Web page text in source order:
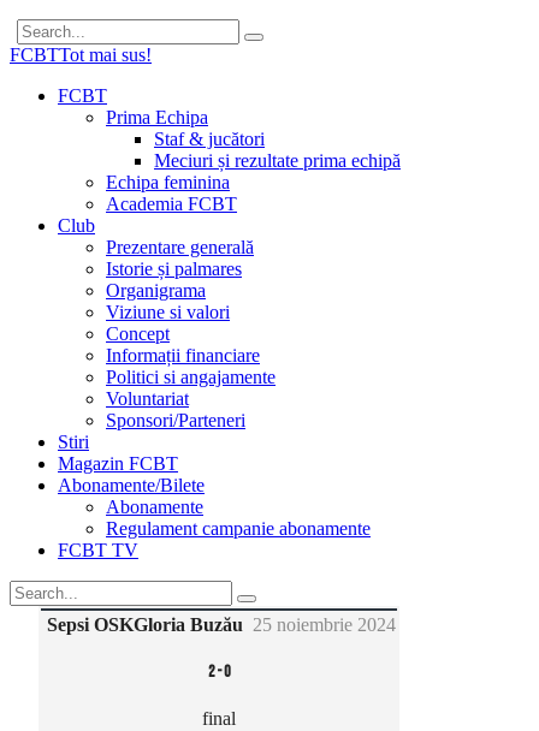
FCBTTot mai sus!
FCBT
Prima Echipa
Staf & jucători
Meciuri și rezultate prima echipă
Echipa feminina
Academia FCBT
Club
Prezentare generală
Istorie și palmares
Organigrama
Viziune si valori
Concept
Informații financiare
Politici si angajamente
Voluntariat
Sponsori/Parteneri
Stiri
Magazin FCBT
Abonamente/Bilete
Abonamente
Regulament campanie abonamente
FCBT TV
Sepsi OSKGloria Buzău 25 noiembrie 2024
2-0
final